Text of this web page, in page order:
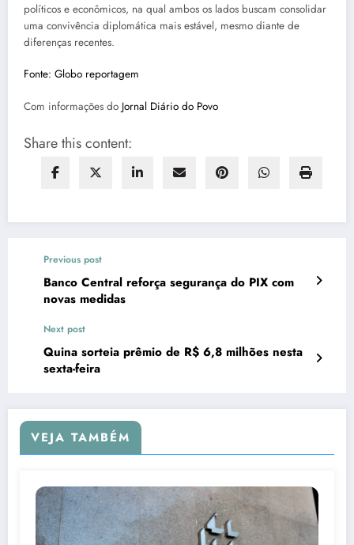
políticos e econômicos, na qual ambos os lados buscam consolidar
uma convivência diplomática mais estável, mesmo diante de
diferenças recentes.
Fonte: Globo reportagem
Com informações do Jornal Diário do Povo
Share this content:
Previous post
Banco Central reforça segurança do PIX com
novas medidas
Next post
Quina sorteia prêmio de R$ 6,8 milhões nesta
sexta-feira
VEJA TAMBÉM